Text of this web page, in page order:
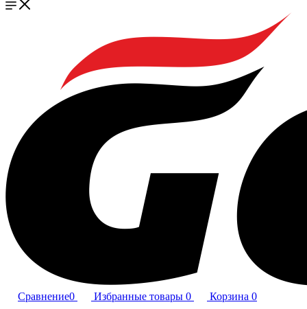
Сравнение0 Избранные товары 0 Корзина 0